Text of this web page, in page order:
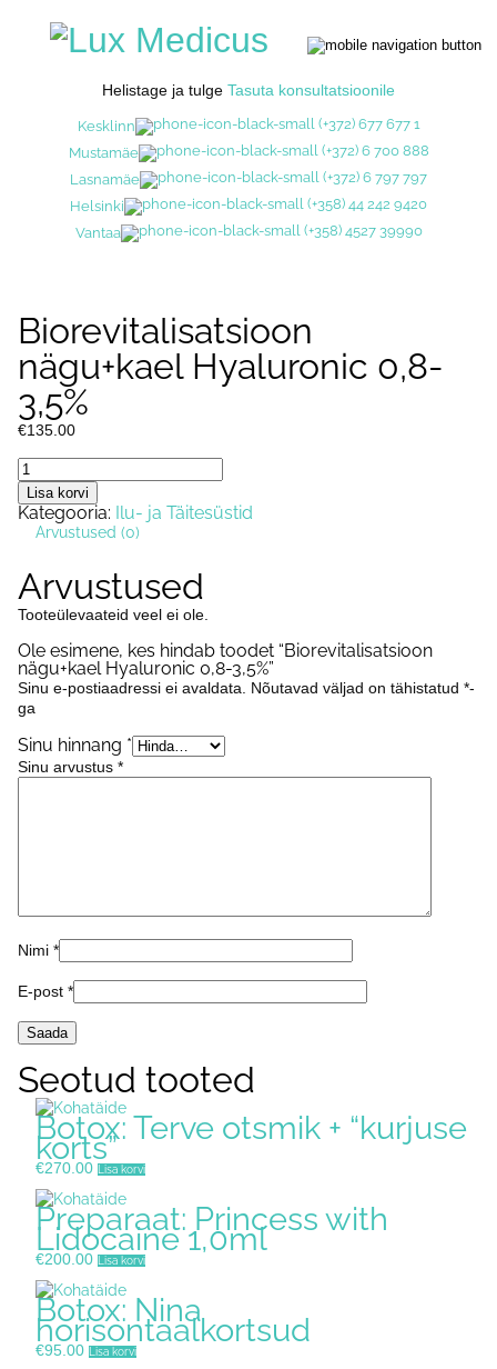
Helistage ja tulge Tasuta konsultatsioonile
Kesklinn
(+372) 677 677 1
Mustamäe
(+372) 6 700 888
Lasnamäe
(+372) 6 797 797
Helsinki
(+358) 44 242 9420
Vantaa
(+358) 4527 39990
Biorevitalisatsioon
nägu+kael Hyaluronic 0,8-
3,5%
€135.00
Biorevitalisatsioon
nägu+kael
Hyaluronic
0,8-
3,5%
Lisa korvi
Kategooria: Ilu- ja Täitesüstid
Arvustused (0)
Arvustused
Tooteülevaateid veel ei ole.
Ole esimene, kes hindab toodet “Biorevitalisatsioon
nägu+kael Hyaluronic 0,8-3,5%”
Sinu e-postiaadressi ei avaldata. Nõutavad väljad on tähistatud *-
ga
Sinu hinnang *
Sinu arvustus *
Nimi *
E-post *
Seotud tooted
Botox: Terve otsmik + “kurjuse
korts”
€270.00 Lisa korvi
Preparaat: Princess with
Lidocaine 1,0ml
€200.00 Lisa korvi
Botox: Nina
horisontaalkortsud
€95.00 Lisa korvi